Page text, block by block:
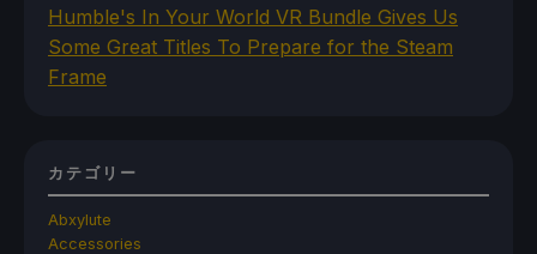
Humble's In Your World VR Bundle Gives Us
Some Great Titles To Prepare for the Steam
Frame
カテゴリー
Abxylute
Accessories